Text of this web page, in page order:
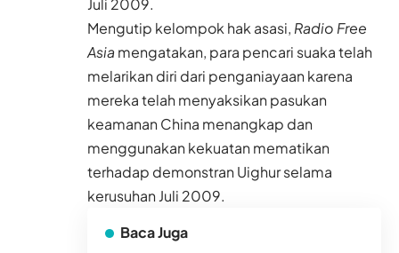
Juli 2009.
Mengutip kelompok hak asasi, Radio Free
Asia mengatakan, para pencari suaka telah
melarikan diri dari penganiayaan karena
mereka telah menyaksikan pasukan
keamanan China menangkap dan
menggunakan kekuatan mematikan
terhadap demonstran Uighur selama
kerusuhan Juli 2009.
Baca Juga